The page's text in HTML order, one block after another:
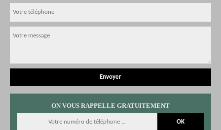
ON VOUS RAPPELLE GRATUITEMENT